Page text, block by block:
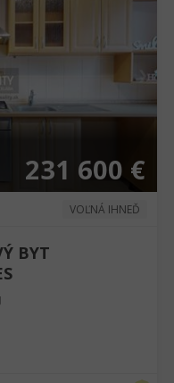
❯
231 600 €
VOĽNÁ IHNEĎ
BYT